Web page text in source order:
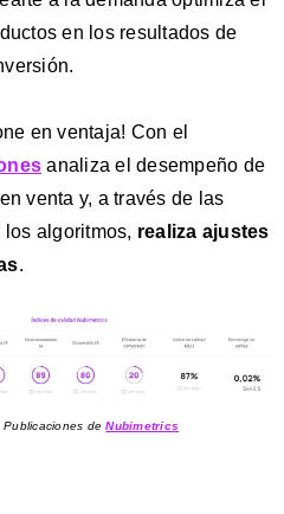
en los resultados de
en ventaja! Con el
analiza el desempeño de
venta y, a través de las
algoritmos, realiza ajustes
.
Publicaciones deNubimetrics